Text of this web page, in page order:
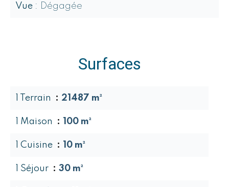
Vue Dégagée
Surfaces
1 Terrain 21487 m²
1 Maison 100 m²
1 Cuisine 10 m²
1 Séjour 30 m²